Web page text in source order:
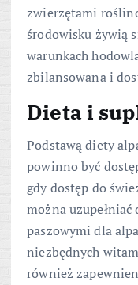
zwierzętami
środowisku żywią
warunkach
zbilansowana i
Dieta i
Podstawą diety
powinno być
gdy dostęp do
można
paszowymi dla
niezbędnych
również